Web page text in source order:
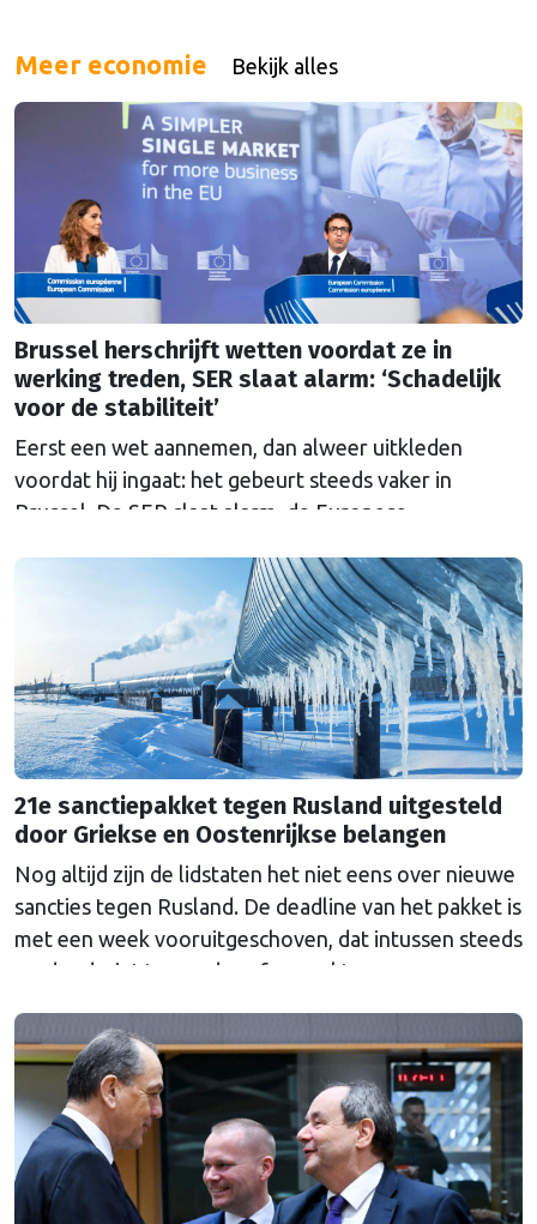
Meer economie Bekijk alles
Brussel herschrijft wetten voordat ze in
werking treden, SER slaat alarm: ‘Schadelijk
voor de stabiliteit’
Eerst een wet aannemen, dan alweer uitkleden
voordat hij ingaat: het gebeurt steeds vaker in
Brussel. De SER slaat alarm, de Europese
21e sanctiepakket tegen Rusland uitgesteld
door Griekse en Oostenrijkse belangen
Nog altijd zijn de lidstaten het niet eens over nieuwe
sancties tegen Rusland. De deadline van het pakket is
met een week vooruitgeschoven, dat intussen steeds
verder dreigt te worden afgezwakt.